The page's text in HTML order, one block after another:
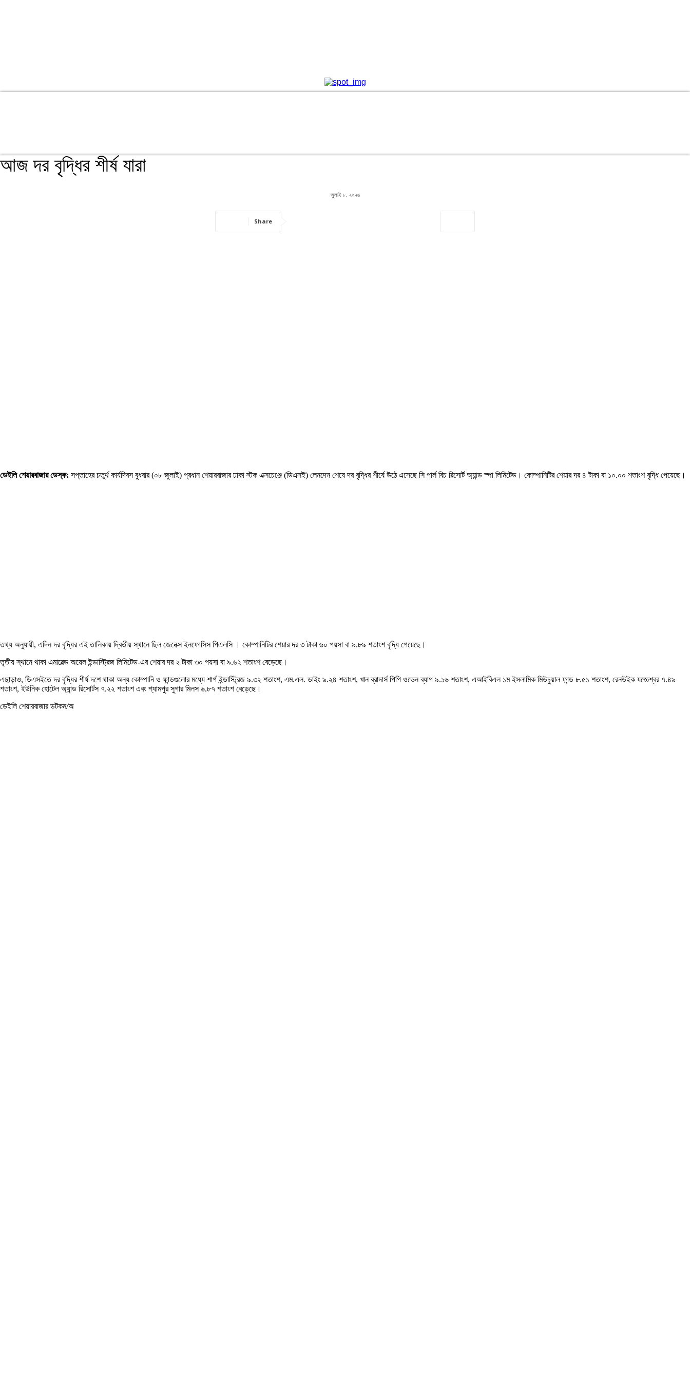
আজ দর বৃদ্ধির শীর্ষ যারা
জুলাই ৮, ২০২৬
Share
ডেইলি শেয়ারবাজার ডেস্ক: সপ্তাহের চতুর্থ কার্যদিবস বুধবার (০৮ জুলাই) প্রধান শেয়ারবাজার ঢাকা স্টক এক্সচেঞ্জে (ডিএসই) লেনদেন শেষে দর বৃদ্ধির শীর্ষে উঠে এসেছে সি পার্ল বিচ রিসোর্ট অ্যান্ড স্পা লিমিটেড। কোম্পানিটির শেয়ার দর ৪ টাকা বা ১০.০০ শতাংশ বৃদ্ধি পেয়েছে।
তথ্য অনুযায়ী, এদিন দর বৃদ্ধির এই তালিকায় দ্বিতীয় স্থানে ছিল জেনেক্স ইনফোসিস পিএলসি । কোম্পানিটির শেয়ার দর ৩ টাকা ৬০ পয়সা বা ৯.৮৯ শতাংশ বৃদ্ধি পেয়েছে।
তৃতীয় স্থানে থাকা এমারেল্ড অয়েল ইন্ডাস্ট্রিজ লিমিটেড-এর শেয়ার দর ২ টাকা ৩০ পয়সা বা ৯.৬২ শতাংশ বেড়েছে।
এছাড়াও, ডিএসইতে দর বৃদ্ধির শীর্ষ দশে থাকা অন্য কোম্পানি ও ফান্ডগুলোর মধ্যে শার্প ইন্ডাস্ট্রিজ ৯.৩২ শতাংশ, এম.এল. ডাইং ৯.২৪ শতাংশ, খান ব্রাদার্স পিপি ওভেন ব্যাগ ৯.১৬ শতাংশ, এআইবিএল ১ম ইসলামিক মিউচুয়াল ফান্ড ৮.৫১ শতাংশ, রেনউইক যজ্ঞেশ্বর ৭.৪৯
শতাংশ, ইউনিক হোটেল অ্যান্ড রিসোর্টস ৭.২২ শতাংশ এবং শ্যামপুর সুগার মিলস ৬.৮৭ শতাংশ বেড়েছে।
ডেইলি শেয়ারবাজার ডটকম/অ